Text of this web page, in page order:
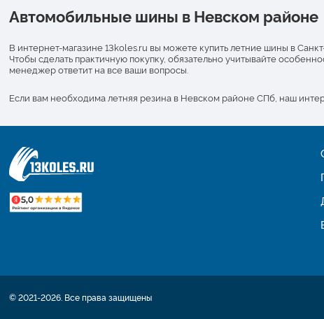
Автомобильные шины в Невском районе
В интернет-магазине 13koles.ru вы можете купить летние шины в
Чтобы сделать практичную покупку, обязательно учитывайте
менеджер ответит на все ваши вопросы.
Если вам необходима летняя резина в Невском районе СПб, наш
© 2021-2026. Все права защищены